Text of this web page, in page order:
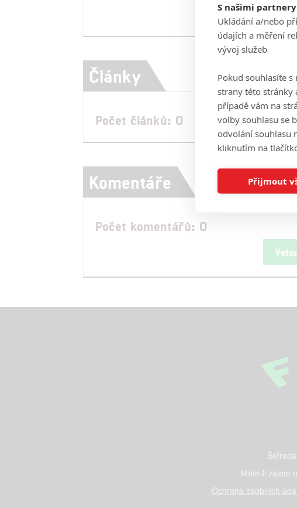
Články
Počet článků: 0
Komentáře
Počet komentářů: 0
Máte-li zájem
Ochrana osobních
S našimi
Ukládání a/nebo
údajích a měření
vývoj služeb
Pokud souhlasíte
strany této stránky
případě vám na
volby souhlasu se
odvolání souhlasu
kliknutím na
Přijmout